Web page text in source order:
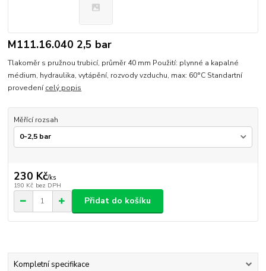
M111.16.040 2,5 bar
Tlakoměr s pružnou trubicí, průměr 40 mm Použití: plynné a kapalné
médium, hydraulika, vytápění, rozvody vzduchu, max: 60°C Standartní
provedenícelý popis
Měřící rozsah
230 Kč/ks
190 Kč bez DPH
Přidat do košíku
Kompletní specifikace